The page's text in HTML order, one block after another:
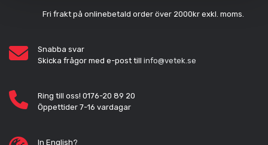
Fri frakt på onlinebetald order över 2000kr exkl. moms.
Snabba svar
Skicka frågor med e-post till info@vetek.se
Ring till oss! 0176-20 89 20
Öppettider 7-16 vardagar
In English?